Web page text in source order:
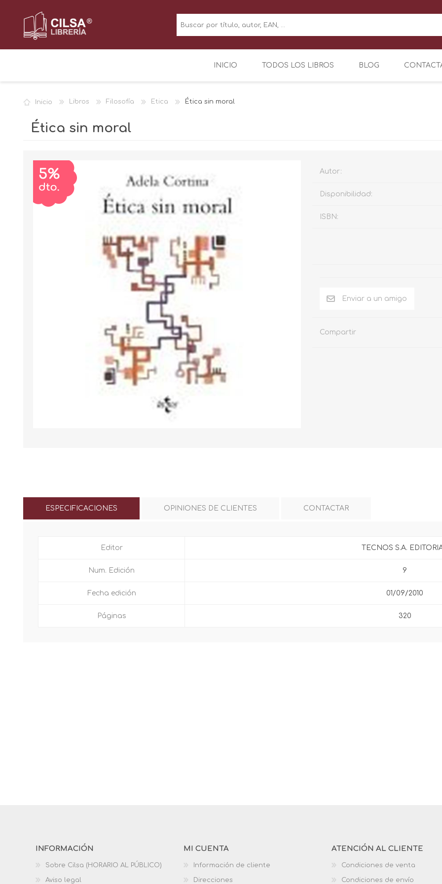
INICIO TODOS LOS LIBROS BLOG
Inicio Libros Filosofía Etica Ética sin moral
Ética sin moral
Autor:
Disponibilidad:
ISBN:
Compartir
ESPECIFICACIONES OPINIONES DE CLIENTES CONTACTAR
Editor TECNOS S.A.
Num. Edición 9
Fecha edición 01/09/2010
Páginas 320
INFORMACIÓN
Sobre Cilsa (HORARIO AL PÚBLICO)
Aviso legal
MI CUENTA
Información de cliente
Direcciones
ATENCIÓN AL CLIENTE
Condiciones de venta
Condiciones de envío